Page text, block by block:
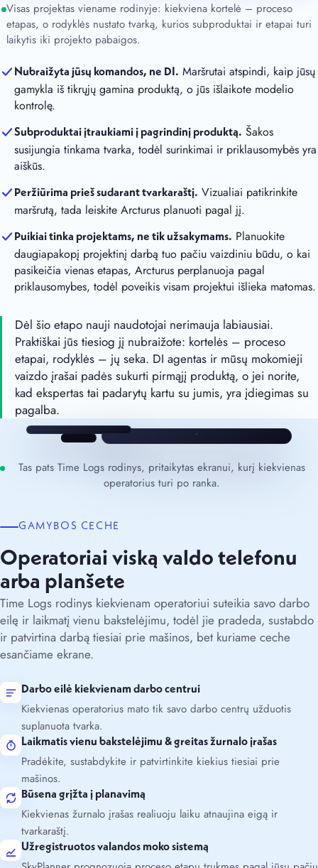
Visas projektas viename rodinyje: kiekviena kortelė – proceso
etapas, o rodyklės nustato tvarką, kurios subproduktai ir etapai turi
laikytis iki projekto pabaigos.
Nubraižyta jūsų komandos, ne DI. Maršrutai atspindi, kaip jūsų
gamykla iš tikrųjų gamina produktą, o jūs išlaikote modelio
kontrolę.
Subproduktai įtraukiami į pagrindinį produktą. Šakos
susijungia tinkama tvarka, todėl surinkimai ir priklausomybės yra
aiškūs.
Peržiūrima prieš sudarant tvarkaraštį. Vizualiai patikrinkite
maršrutą, tada leiskite Arcturus planuoti pagal jį.
Puikiai tinka projektams, ne tik užsakymams. Planuokite
daugiapakopį projektinį darbą tuo pačiu vaizdiniu būdu, o kai
pasikeičia vienas etapas, Arcturus perplanuoja pagal
priklausomybes, todėl poveikis visam projektui išlieka matomas.
Dėl šio etapo nauji naudotojai nerimauja labiausiai.
Praktiškai jūs tiesiog jį nubraižote: kortelės – proceso
etapai, rodyklės – jų seka. DI agentas ir mūsų mokomieji
vaizdo įrašai padės sukurti pirmąjį produktą, o jei norite,
kad ekspertas tai padarytų kartu su jumis, yra įdiegimas su
pagalba.
GAMYBOS CECHE
Operatoriai viską valdo telefonu
arba planšete
Time Logs rodinys kiekvienam operatoriui suteikia savo darbo
eilę ir laikmatį vienu bakstelėjimu, todėl jie pradeda, sustabdo
ir patvirtina darbą tiesiai prie mašinos, bet kuriame ceche
esančiame ekrane.
Darbo eilė kiekvienam darbo centrui
Kiekvienas operatorius mato tik savo darbo centrų užduotis
suplanuota tvarka.
Laikmatis vienu bakstelėjimu & greitas žurnalo įrašas
Pradėkite, sustabdykite ir patvirtinkite kiekius tiesiai prie
mašinos.
Būsena grįžta į planavimą
Kiekvienas žurnalo įrašas realiuoju laiku atnaujina eigą ir
tvarkaraštį.
Užregistruotos valandos moko sistemą
Tas pats Time Logs rodinys, pritaikytas ekranui, kurį kiekvienas
operatorius turi po ranka.